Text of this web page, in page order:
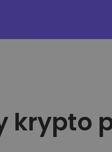
krypto
krypto